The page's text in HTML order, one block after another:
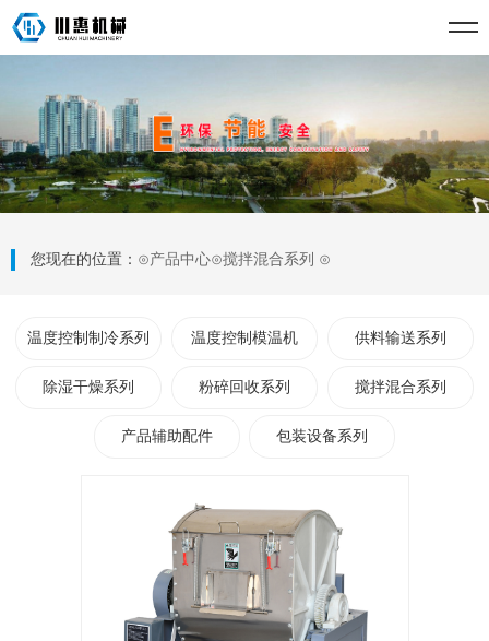
您现在的位置： ⊙产品中心⊙搅拌混合系列 ⊙
温度控制制冷系列 温度控制模温机 供料输送系列
除湿干燥系列 粉碎回收系列 搅拌混合系列
产品辅助配件 包装设备系列